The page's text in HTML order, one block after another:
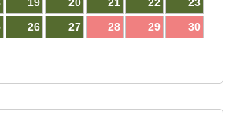
19 20 21 22
23
26 27 28 29
30